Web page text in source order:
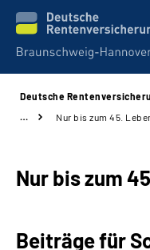
Karriere
Deutsche
…
Nur bis zum 45.
Nur bis zum
Beiträge für